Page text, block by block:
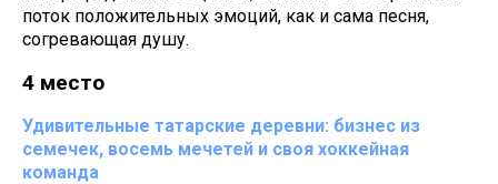
поток положительных эмоций, как и сама песня,
согревающая душу.
4 место
Удивительные татарские деревни: бизнес из
семечек, восемь мечетей и своя хоккейная
команда